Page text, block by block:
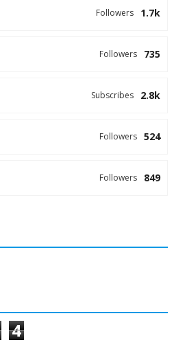
1.7k
Followers
735
Followers
2.8k
Subscribes
524
Followers
849
Followers
4